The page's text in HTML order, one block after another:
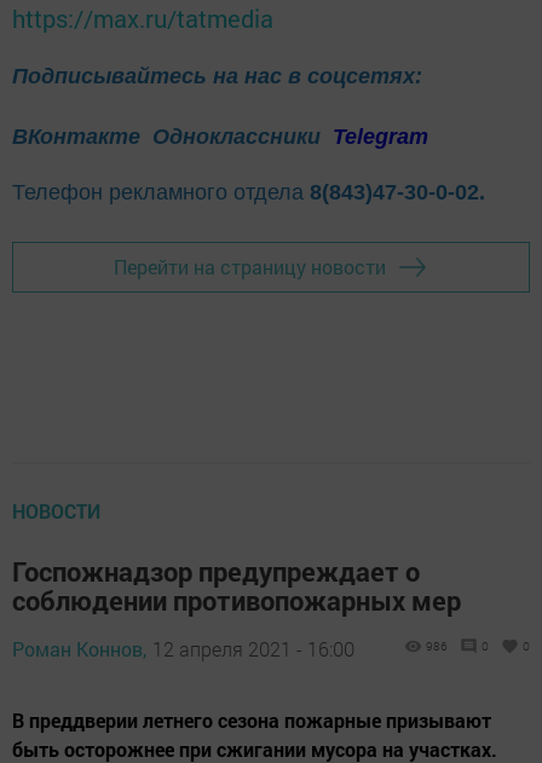
https://max.ru/tatmedia
Подписывайтесь на нас в соцсетях:
ВКонтакте Одноклассники Telegram
Телефон рекламного отдела 8(843)47-30-0-02.
Перейти на страницу новости
НОВОСТИ
Госпожнадзор предупреждает о
соблюдении противопожарных мер
Роман Коннов, 12 апреля 2021 - 16:00 986 0 0
В преддверии летнего сезона пожарные призывают
быть осторожнее при сжигании мусора на участках.